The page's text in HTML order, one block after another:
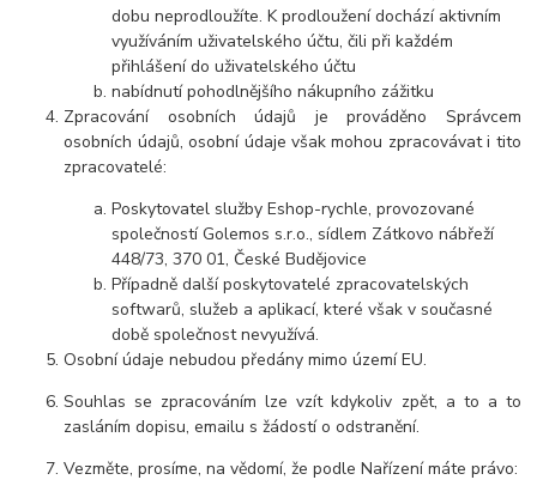
dobu neprodloužíte. K prodloužení dochází aktivním
využíváním uživatelského účtu, čili při každém
přihlášení do uživatelského účtu
nabídnutí pohodlnějšího nákupního zážitku
Zpracování osobních údajů je prováděno Správcem
osobních údajů, osobní údaje však mohou zpracovávat i tito
zpracovatelé:
Poskytovatel služby Eshop-rychle, provozované
společností Golemos s.r.o., sídlem Zátkovo nábřeží
448/73, 370 01, České Budějovice
Případně další poskytovatelé zpracovatelských
softwarů, služeb a aplikací, které však v současné
době společnost nevyužívá.
Osobní údaje nebudou předány mimo území EU.
Souhlas se zpracováním lze vzít kdykoliv zpět, a to a to
zasláním dopisu, emailu s žádostí o odstranění.
Vezměte, prosíme, na vědomí, že podle Nařízení máte právo: